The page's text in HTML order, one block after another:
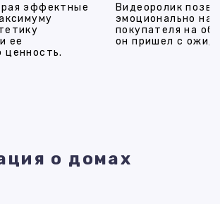
эффектные
ее
ценность.
Видеоролик
эмоционально
покупателя на
он пришел с
о домах